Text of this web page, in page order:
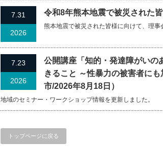
7.31
2026
令和8年熊本地震で被災された
熊本地震で被災された皆様に向けて、理事
7.23
2026
公開講座「知的・発達障がいの
きること ～性暴力の被害者に
市/2026年8月18日）
地域のセミナー・ワークショップ情報を更新しました。
トップページに戻る